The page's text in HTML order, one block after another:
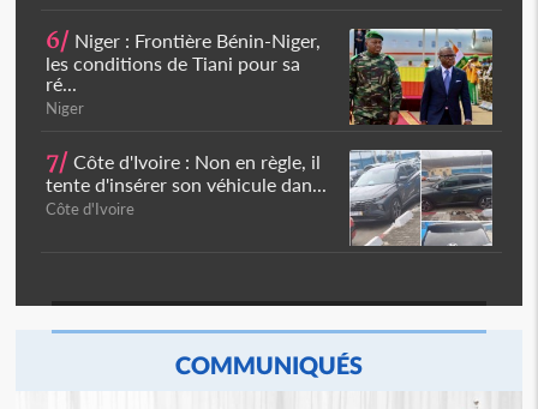
6/ Niger : Frontière Bénin-Niger,
les conditions de Tiani pour sa
ré...
Niger
7/ Côte d'Ivoire : Non en règle, il
tente d'insérer son véhicule dan...
Côte d'Ivoire
COMMUNIQUÉS